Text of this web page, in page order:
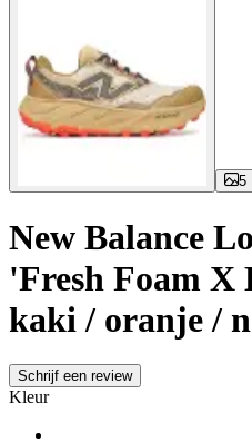
5
New Balance
'Fresh Foam
kaki / oranje /
Schrijf een review
Kleur